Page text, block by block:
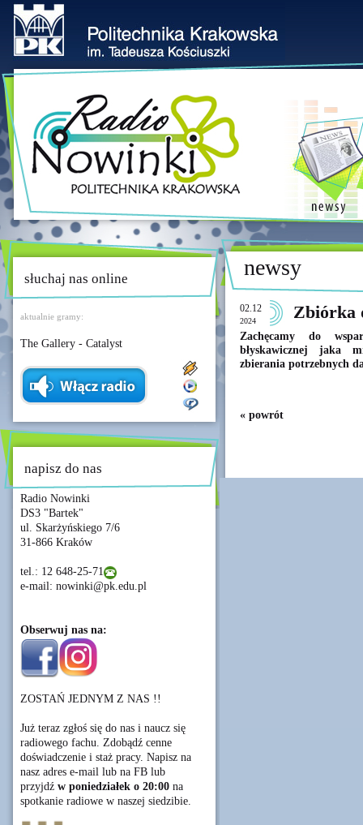
słuchaj nas online
aktualnie gramy:
The Gallery - Catalyst
napisz do nas
Radio Nowinki
DS3 "Bartek"
ul. Skarżyńskiego 7/6
31-866 Kraków
tel.: 12 648-25-71
e-mail: nowinki@pk.edu.pl
Obserwuj nas na:
ZOSTAŃ JEDNYM Z NAS !!
Już teraz zgłoś się do nas i naucz się
radiowego fachu. Zdobądź cenne
doświadczenie i staż pracy. Napisz na
nasz adres e-mail lub na FB lub
przyjdź w poniedziałek o 20:00 na
spotkanie radiowe w naszej siedzibie.
newsy
02.12
2024 Zbiórka
Zachęcamy do
błyskawicznej jaka
zbierania potrzebnych
« powrót